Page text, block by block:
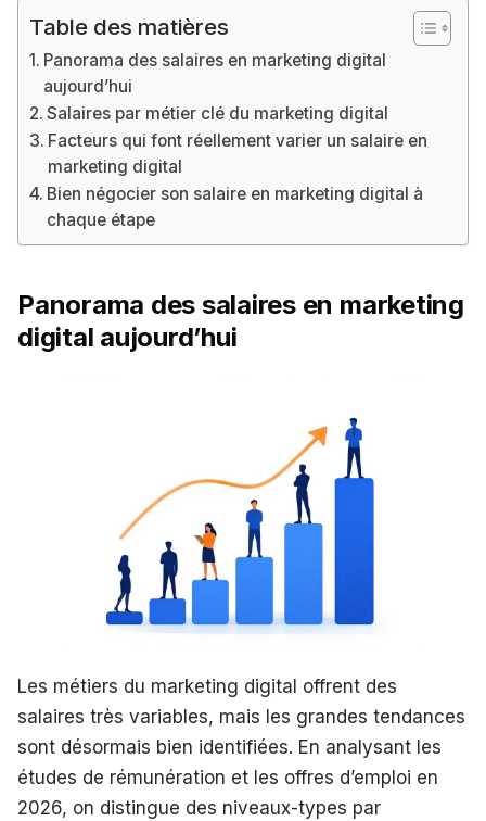
Table des matières
Panorama des salaires en marketing digital
aujourd’hui
Salaires par métier clé du marketing digital
Facteurs qui font réellement varier un salaire en
marketing digital
Bien négocier son salaire en marketing digital à
chaque étape
Panorama des salaires en marketing
digital aujourd’hui
Les métiers du marketing digital offrent des
salaires très variables, mais les grandes tendances
sont désormais bien identifiées. En analysant les
études de rémunération et les offres d’emploi en
2026, on distingue des niveaux-types par